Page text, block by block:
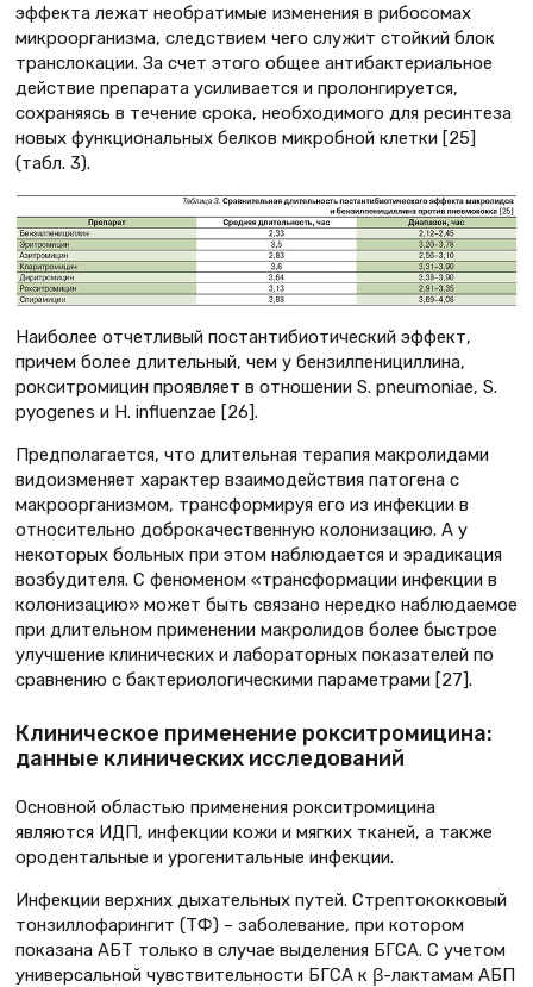
эффекта лежат необратимые изменения в рибосомах
микроорганизма, следствием чего служит стойкий блок
транслокации. За счет этого общее антибактериальное
действие препарата усиливается и пролонгируется,
сохраняясь в течение срока, необходимого для ресинтеза
новых функциональных белков микробной клетки [25]
(табл. 3).
Наиболее отчетливый постантибиотический эффект,
причем более длительный, чем у бензилпенициллина,
рокситромицин проявляет в отношении S. pneumoniae, S.
pyogenes и H. influenzae [26].
Предполагается, что длительная терапия макролидами
видоизменяет характер взаимодействия патогена с
макроорганизмом, трансформируя его из инфекции в
относительно доброкачественную колонизацию. А у
некоторых больных при этом наблюдается и эрадикация
возбудителя. С феноменом «трансформации инфекции в
колонизацию» может быть связано нередко наблюдаемое
при длительном применении макролидов более быстрое
улучшение клинических и лабораторных показателей по
сравнению с бактериологическими параметрами [27].
Клиническое применение рокситромицина:
данные клинических исследований
Основной областью применения рокситромицина
являются ИДП, инфекции кожи и мягких тканей, а также
ородентальные и урогенитальные инфекции.
Инфекции верхних дыхательных путей. Стрептококковый
тонзиллофарингит (ТФ) – заболевание, при котором
показана АБТ только в случае выделения БГСА. С учетом
универсальной чувствительности БГСА к β-лактамам АБП